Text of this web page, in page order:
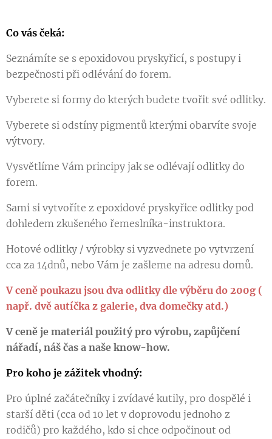
Co vás čeká:
Seznámíte se s epoxidovou pryskyřicí, s postupy i
bezpečnosti při odlévání do forem.
Vyberete si formy do kterých budete tvořit své odlitky.
Vyberete si odstíny pigmentů kterými obarvíte svoje
výtvory.
Vysvětlíme Vám principy jak se odlévají odlitky do
forem.
Sami si vytvoříte z epoxidové pryskyřice odlitky pod
dohledem zkušeného řemeslníka-instruktora.
Hotové odlitky / výrobky si vyzvednete po vytvrzení
cca za 14dnů, nebo Vám je zašleme na adresu domů.
V ceně poukazu jsou dva odlitky dle výběru do 200g (
např. dvě autíčka z galerie, dva domečky atd.)
V ceně je materiál použitý pro výrobu, zapůjčení
nářadí, náš čas a naše know-how.
Pro koho je zážitek vhodný:
Pro úplné začátečníky i zvídavé kutily, pro dospělé i
starší děti (cca od 10 let v doprovodu jednoho z
rodičů) pro každého, kdo si chce odpočinout od